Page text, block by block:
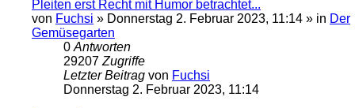
Pleiten erst Recht mit Humor betrachtet...
von Fuchsi » Donnerstag 2. Februar 2023, 11:14 » in Der
Gemüsegarten
0 Antworten
29207 Zugriffe
Letzter Beitrag von Fuchsi
Donnerstag 2. Februar 2023, 11:14